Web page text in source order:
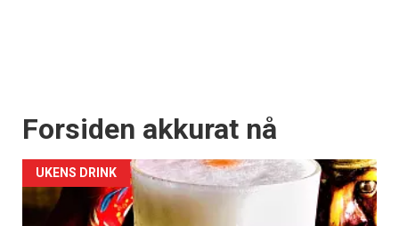
Forsiden akkurat nå
UKENS DRINK